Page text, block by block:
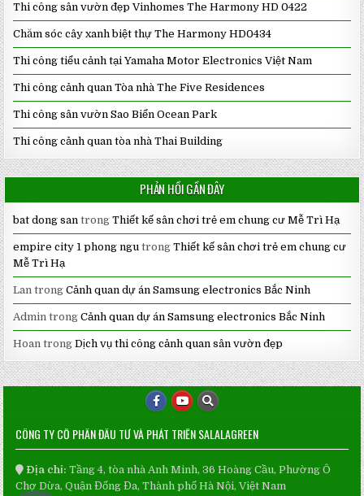
Thi công sân vườn đẹp Vinhomes The Harmony HD 0422
Chăm sóc cây xanh biệt thự The Harmony HD0434
Thi công tiểu cảnh tại Yamaha Motor Electronics Việt Nam
Thi công cảnh quan Tòa nhà The Five Residences
Thi công sân vườn Sao Biển Ocean Park
Thi công cảnh quan tòa nhà Thai Building
PHẢN HỒI GẦN ĐÂY
bat dong san trongThiết kế sân chơi trẻ em chung cư Mễ Trì Hạ
empire city 1 phong ngu trongThiết kế sân chơi trẻ em chung cư
Mễ Trì Hạ
Lan trongCảnh quan dự án Samsung electronics Bắc Ninh
Admin trongCảnh quan dự án Samsung electronics Bắc Ninh
Hoan trongDịch vụ thi công cảnh quan sân vườn đẹp
CÔNG TY CỔ PHẦN ĐẦU TƯ VÀ PHÁT TRIỂN SALALAGREEN
Địa chỉ: Tầng 4, tòa nhà Anh Minh, 36 Hoàng Cầu, Phường Ô
Chợ Dừa, Quận Đống Đa, Thành phố Hà Nội, Việt Nam